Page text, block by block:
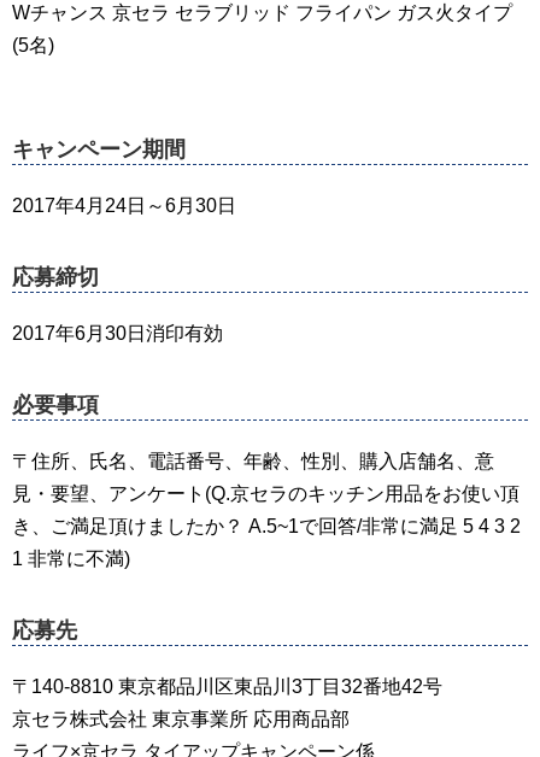
Wチャンス 京セラ セラブリッド フライパン ガス火タイプ
(5名)
キャンペーン期間
2017年4月24日～6月30日
応募締切
2017年6月30日消印有効
必要事項
〒住所、氏名、電話番号、年齢、性別、購入店舗名、意
見・要望、アンケート(Q.京セラのキッチン用品をお使い頂
き、ご満足頂けましたか？ A.5~1で回答/非常に満足 5 4 3 2
1 非常に不満)
応募先
〒140-8810 東京都品川区東品川3丁目32番地42号
京セラ株式会社 東京事業所 応用商品部
ライフ×京セラ タイアップキャンペーン係